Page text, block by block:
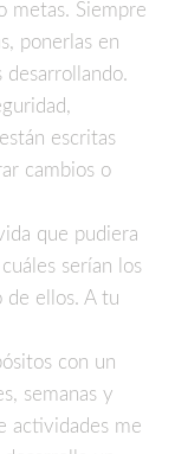
metas. Siempre
ponerlas en
desarrollando.
escritas
cambios o
que pudiera
serían los
de ellos. A tu
con un
semanas y
actividades me